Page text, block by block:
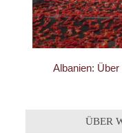
Albanien:
ÜBER